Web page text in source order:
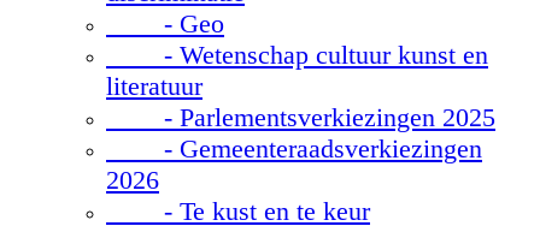
- Geo
- Wetenschap cultuur kunst en
literatuur
- Parlementsverkiezingen 2025
- Gemeenteraadsverkiezingen
2026
- Te kust en te keur